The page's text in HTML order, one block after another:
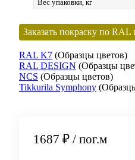
Вес упаковки, кг
Заказать покраску по RAL
RAL K7 (Образцы цветов)
RAL DESIGN (Образцы
NCS (Образцы цветов)
Tikkurila Symphony
1687 ₽ / пог.м